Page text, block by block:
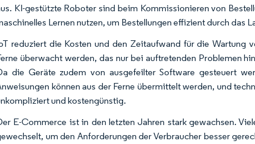
KI-gestützte Roboter sind beim Kommissionieren von
Lernen nutzen, um Bestellungen effizient durch das
reduziert die Kosten und den Zeitaufwand für die Wartung
überwacht werden, das nur bei auftretenden Problemen
die Geräte zudem von ausgefeilter Software gesteuert
können aus der Ferne übermittelt werden, und
und kostengünstig.
E-Commerce ist in den letzten Jahren stark gewachsen.
um den Anforderungen der Verbraucher besser